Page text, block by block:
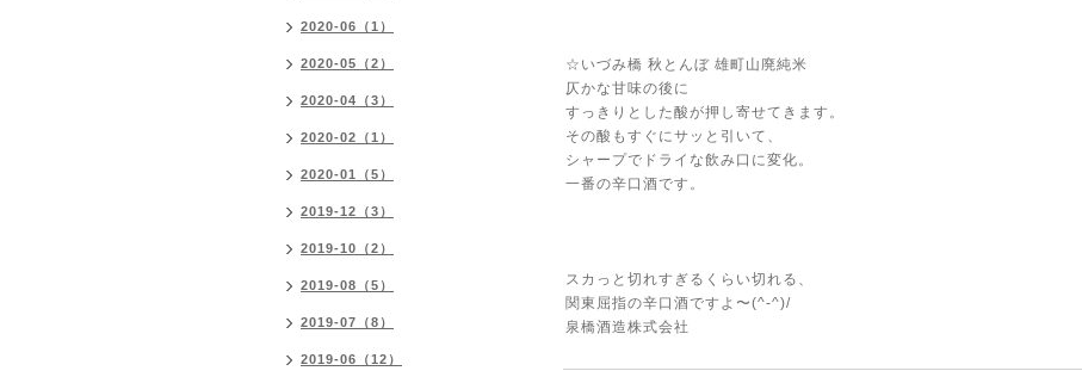
☆いづみ橋 秋とんぼ 雄町山廃純米
仄かな甘味の後に
すっきりとした酸が押し寄せてきます。
その酸もすぐにサッと引いて、
シャープでドライな飲み口に変化。
一番の辛口酒です。
スカっと切れすぎるくらい切れる、
関東屈指の辛口酒ですよ〜(^-^)/
泉橋酒造株式会社
2020-06（1）
2020-05（2）
2020-04（3）
2020-02（1）
2020-01（5）
2019-12（3）
2019-10（2）
2019-08（5）
2019-07（8）
2019-06（12）